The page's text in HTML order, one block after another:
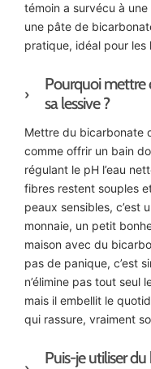
témoin a survécu à
une pâte de
pratique, idéal pour les
Pourquoi mettre
sa lessive ?
Mettre du bicarbonate
comme offrir un bain
régulant le pH l’eau
fibres restent souples
peaux sensibles, c’est
monnaie, un petit
maison avec du
pas de panique, c’est
n’élimine pas tout seul
mais il embellit le
qui rassure, vraiment
Puis-je utiliser